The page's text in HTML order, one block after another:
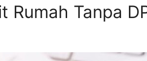
Rumah Tanpa